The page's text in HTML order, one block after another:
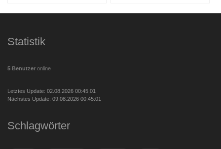
Statistik
5 Benutzer online
Letztes Update: 02.08.2026 00:45:01
Nächstes Update: 09.08.2026 00:45:01
Schlagwörter